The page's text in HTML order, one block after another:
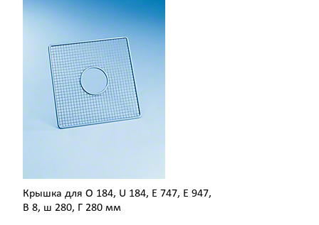
Крышка для О 184, U 184, E 747, E 947,
В 8, ш 280, Г 280 мм